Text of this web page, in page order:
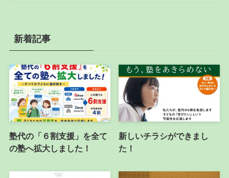
新着記事
塾代の「６割支援」を全て
の塾へ拡大しました！
新しいチラシができまし
た！